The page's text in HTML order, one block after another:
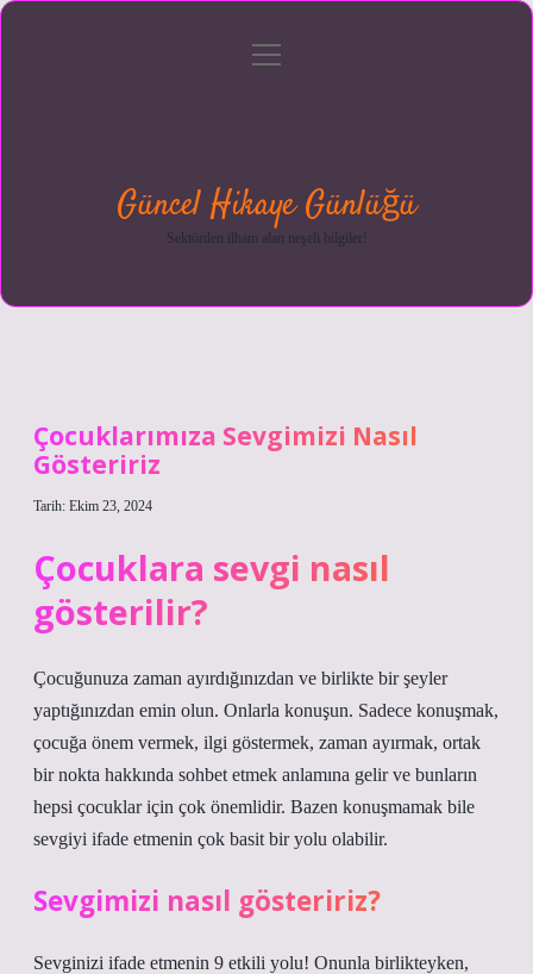
menüyü
Güncel Hikaye Günlüğü
Sektörden ilham alan neşeli bilgiler!
Çocuklarımıza Sevgimizi Nasıl
Gösteririz
Tarih: Ekim 23, 2024
Çocuklara sevgi nasıl
gösterilir?
Çocuğunuza zaman ayırdığınızdan ve birlikte bir şeyler
yaptığınızdan emin olun. Onlarla konuşun. Sadece konuşmak,
çocuğa önem vermek, ilgi göstermek, zaman ayırmak, ortak
bir nokta hakkında sohbet etmek anlamına gelir ve bunların
hepsi çocuklar için çok önemlidir. Bazen konuşmamak bile
sevgiyi ifade etmenin çok basit bir yolu olabilir.
Sevgimizi nasıl gösteririz?
Sevginizi ifade etmenin 9 etkili yolu! Onunla birlikteyken,